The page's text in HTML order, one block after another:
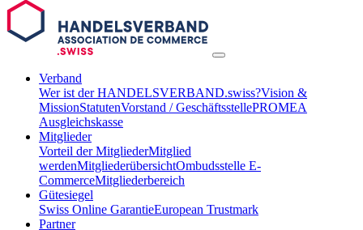
Verband
Wer ist der HANDELSVERBAND.swiss?Vision &
MissionStatutenVorstand / GeschäftsstellePROMEA
Ausgleichskasse
Mitglieder
Vorteil der MitgliederMitglied
werdenMitgliederübersichtOmbudsstelle E-
CommerceMitgliederbereich
Gütesiegel
Swiss Online GarantieEuropean Trustmark
Partner